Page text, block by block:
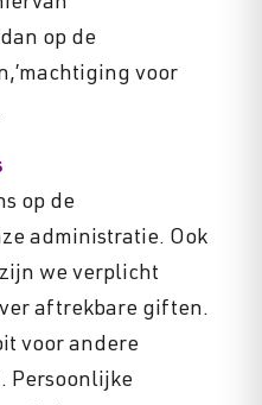
op de
voor
op de
administratie. Ook
we verplicht
aftrekbare giften.
voor andere
Persoonlijke